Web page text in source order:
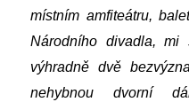
místním amfiteátru,
Národního divadla, mi
výhradně dvě
nehybnou dvorní